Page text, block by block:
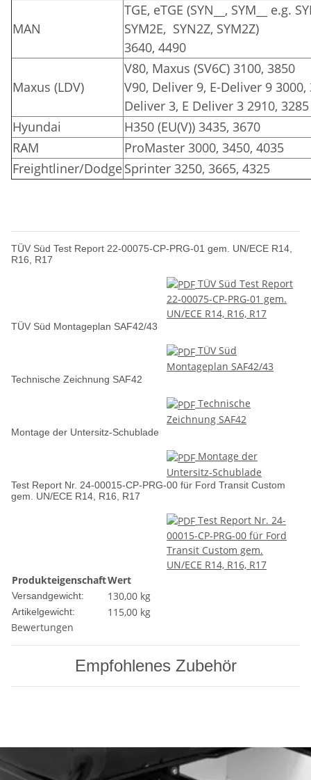
MAN
TGE, eTGE (SYN__, SYM__ e.g.
SYM2E, SYN2Z, SYM2Z)
3640, 4490
Maxus (LDV)
V80, Maxus (SV6C) 3100, 3850
V90, Deliver 9, E-Deliver 9 3000,
Deliver 3, E Deliver 3 2910, 3285
Hyundai
H350 (EU(V)) 3435, 3670
RAM
ProMaster 3000, 3450, 4035
Freightliner/DodgeSprinter 3250, 3665, 4325
TÜV Süd Test Report 22-00075-CP-PRG-01 gem. UN/ECE R14,
R16, R17
TÜV Süd Test Report
22-00075-CP-PRG-01 gem.
UN/ECE R14, R16, R17
TÜV Süd Montageplan SAF42/43
TÜV Süd
Montageplan SAF42/43
Technische Zeichnung SAF42
Technische
Zeichnung SAF42
Montage der Untersitz-Schublade
Montage der
Untersitz-Schublade
Test Report Nr. 24-00015-CP-PRG-00 für Ford Transit Custom
gem. UN/ECE R14, R16, R17
Test Report Nr. 24-
00015-CP-PRG-00 für Ford
Transit Custom gem.
UN/ECE R14, R16, R17
ProdukteigenschaftWert
Versandgewicht: 130,00 kg
Artikelgewicht: 115,00 kg
Bewertungen
Empfohlenes Zubehör